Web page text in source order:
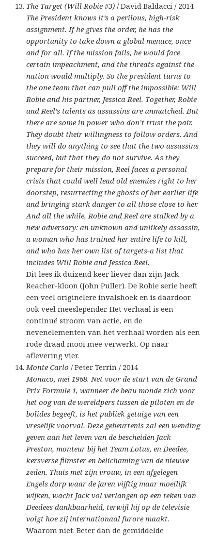
The Target (Will Robie #3) / David Baldacci / 2014
The President knows it’s a perilous, high-risk
assignment. If he gives the order, he has the
opportunity to take down a global menace, once
and for all. If the mission fails, he would face
certain impeachment, and the threats against the
nation would multiply. So the president turns to
the one team that can pull off the impossible: Will
Robie and his partner, Jessica Reel. Together, Robie
and Reel’s talents as assassins are unmatched. But
there are some in power who don’t trust the pair.
They doubt their willingness to follow orders. And
they will do anything to see that the two assassins
succeed, but that they do not survive. As they
prepare for their mission, Reel faces a personal
crisis that could well lead old enemies right to her
doorstep, resurrecting the ghosts of her earlier life
and bringing stark danger to all those close to her.
And all the while, Robie and Reel are stalked by a
new adversary: an unknown and unlikely assassin,
a woman who has trained her entire life to kill,
and who has her own list of targets-a list that
includes Will Robie and Jessica Reel.
Dit lees ik duizend keer liever dan zijn Jack
Reacher-kloon (John Puller). De Robie serie heeft
een veel originelere invalshoek en is daardoor
ook veel meeslepender. Het verhaal is een
continuë stroom van actie, en de
nevenelementen van het verhaal worden als een
rode draad mooi mee verwerkt. Op naar
aflevering vier.
Monte Carlo / Peter Terrin / 2014
Monaco, mei 1968. Net voor de start van de Grand
Prix Formule 1, wanneer de beau monde zich voor
het oog van de wereldpers tussen de piloten en de
bolides begeeft, is het publiek getuige van een
vreselijk voorval. Deze gebeurtenis zal een wending
geven aan het leven van de bescheiden Jack
Preston, monteur bij het Team Lotus, en Deedee,
kersverse filmster en belichaming van de nieuwe
zeden. Thuis met zijn vrouw, in een afgelegen
Engels dorp waar de jaren vijftig maar moeilijk
wijken, wacht Jack vol verlangen op een teken van
Deedees dankbaarheid, terwijl hij op de televisie
volgt hoe zij internationaal furore maakt.
Waarom niet. Beter dan de gemiddelde